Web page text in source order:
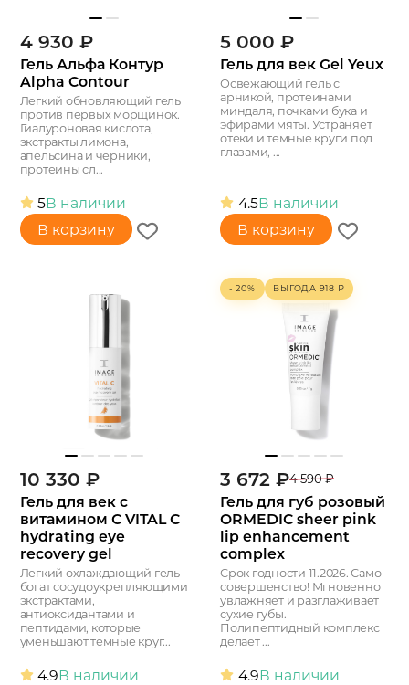
4 930 ₽
Гель Альфа Контур
Alpha Contour
Легкий обновляющий гель
против первых морщинок.
Гиалуроновая кислота,
экстракты лимона,
апельсина и черники,
протеины сл...
5В наличии
В корзину
5 000 ₽
Гель для век Gel Yeux
Освежающий гель с
арникой, протеинами
миндаля, почками бука и
эфирами мяты. Устраняет
отеки и темные круги под
глазами, ...
4.5В наличии
В корзину
10 330 ₽
Гель для век с
витамином С VITAL C
hydrating eye
recovery gel
Легкий охлаждающий гель
богат сосудоукрепляющими
экстрактами,
антиоксидантами и
пептидами, которые
уменьшают темные круг...
4.9В наличии
- 20% ВЫГОДА 918 ₽
3 672 ₽4 590₽
Гель для губ розовый
ORMEDIC sheer pink
lip enhancement
complex
Срок годности 11.2026. Само
совершенство! Мгновенно
увлажняет и разглаживает
сухие губы.
Полипептидный комплекс
делает ...
4.9В наличии